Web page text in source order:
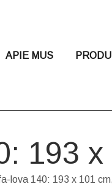
APIE MUS
193
lova 140: 193 x 101